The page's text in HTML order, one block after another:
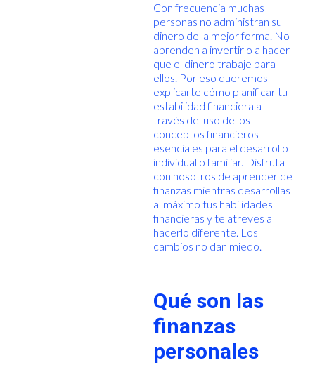
Con frecuencia muchas
personas no administran su
dinero de la mejor forma. No
aprenden a invertir o a hacer
que el dinero trabaje para
ellos. Por eso queremos
explicarte cómo planificar tu
estabilidad financiera a
través del uso de los
conceptos financieros
esenciales para el desarrollo
individual o familiar. Disfruta
con nosotros de aprender de
finanzas mientras desarrollas
al máximo tus habilidades
financieras y te atreves a
hacerlo diferente. Los
cambios no dan miedo.
Qué son las
finanzas
personales